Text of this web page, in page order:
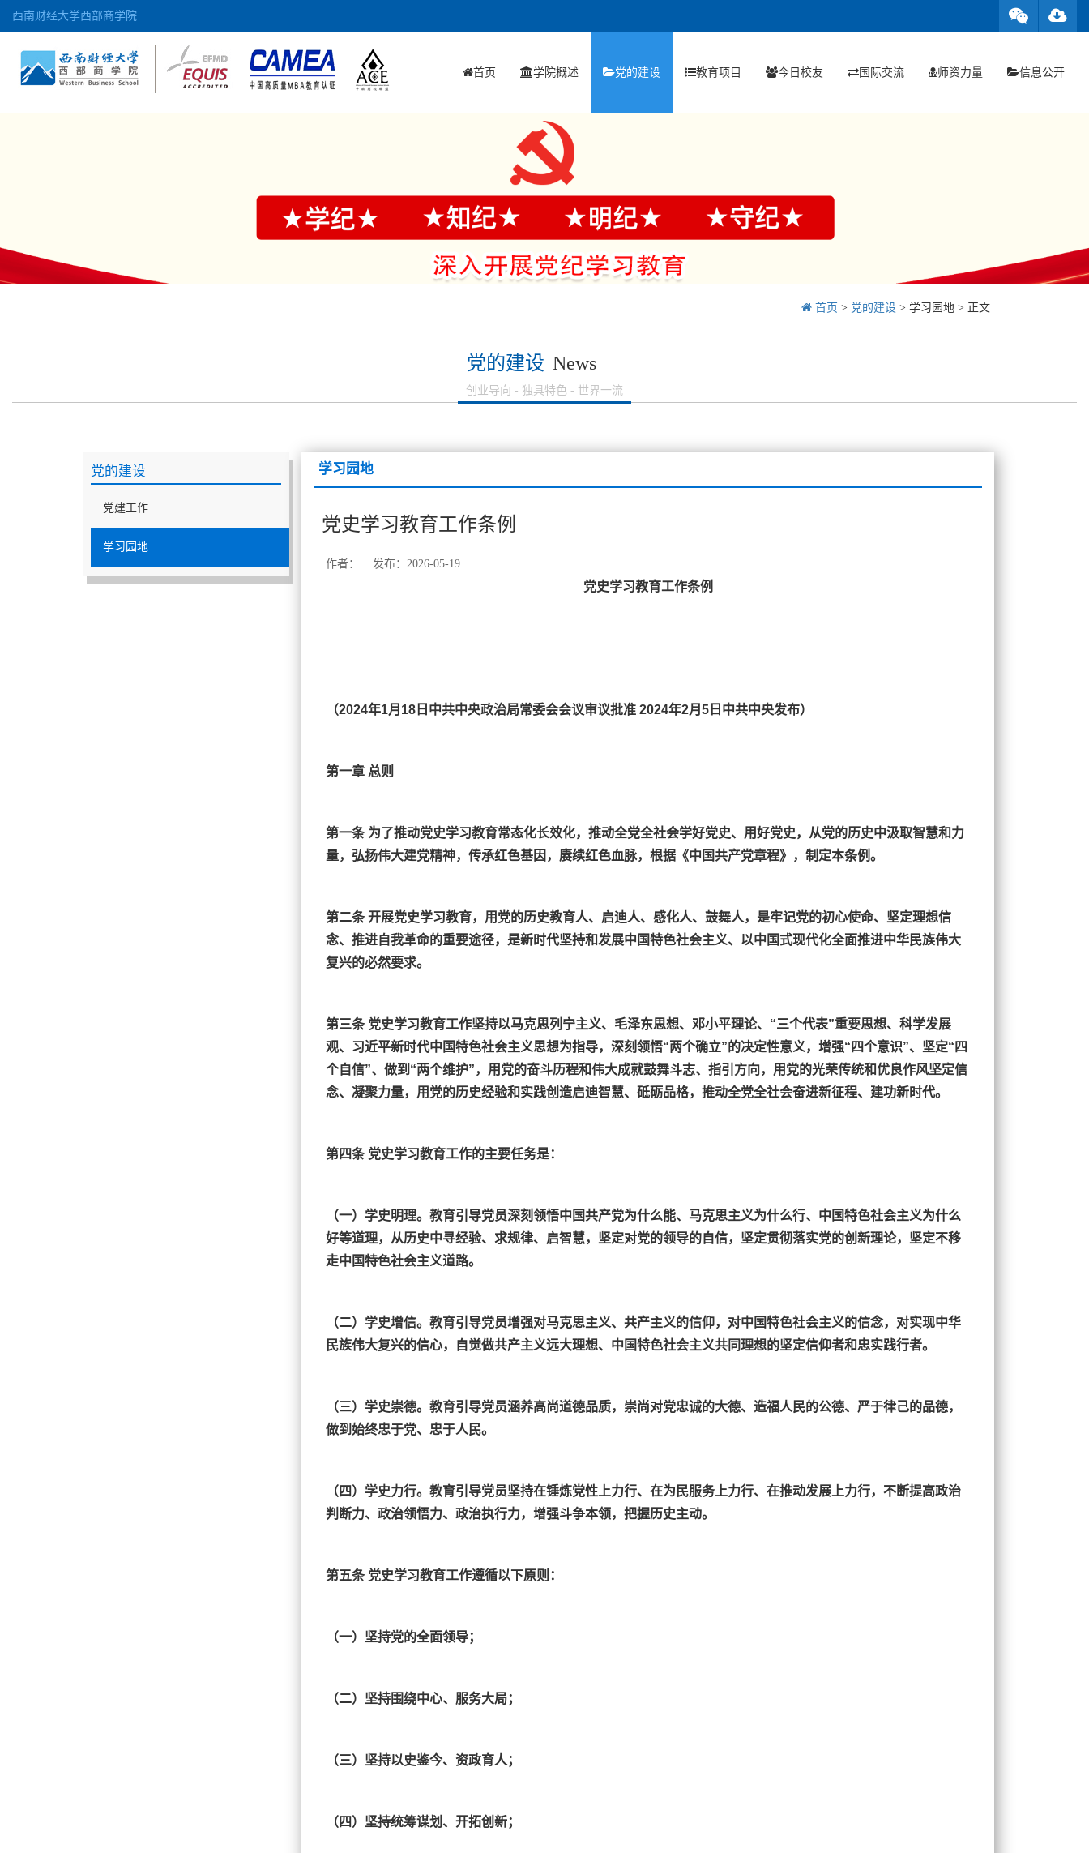
西南财经大学西部商学院
首页 学院概述 党的建设 教育项目 今日校友 国际交流 师资力量 信息公开
首页 > 党的建设 > 学习园地 > 正文
党的建设 News
创业导向 - 独具特色 - 世界一流
党的建设
党建工作
学习园地
学习园地
党史学习教育工作条例
作者： 发布：2026-05-19
党史学习教育工作条例
（2024年1月18日中共中央政治局常委会会议审议批准 2024年2月5日中共中央发布）
第一章 总则
第一条 为了推动党史学习教育常态化长效化，推动全党全社会学好党史、用好党史，从党的历史中汲取智慧和力
量，弘扬伟大建党精神，传承红色基因，赓续红色血脉，根据《中国共产党章程》，制定本条例。
第二条 开展党史学习教育，用党的历史教育人、启迪人、感化人、鼓舞人，是牢记党的初心使命、坚定理想信
念、推进自我革命的重要途径，是新时代坚持和发展中国特色社会主义、以中国式现代化全面推进中华民族伟大
复兴的必然要求。
第三条 党史学习教育工作坚持以马克思列宁主义、毛泽东思想、邓小平理论、“三个代表”重要思想、科学发展
观、习近平新时代中国特色社会主义思想为指导，深刻领悟“两个确立”的决定性意义，增强“四个意识”、坚定“四
个自信”、做到“两个维护”，用党的奋斗历程和伟大成就鼓舞斗志、指引方向，用党的光荣传统和优良作风坚定信
念、凝聚力量，用党的历史经验和实践创造启迪智慧、砥砺品格，推动全党全社会奋进新征程、建功新时代。
第四条 党史学习教育工作的主要任务是：
（一）学史明理。教育引导党员深刻领悟中国共产党为什么能、马克思主义为什么行、中国特色社会主义为什么
好等道理，从历史中寻经验、求规律、启智慧，坚定对党的领导的自信，坚定贯彻落实党的创新理论，坚定不移
走中国特色社会主义道路。
（二）学史增信。教育引导党员增强对马克思主义、共产主义的信仰，对中国特色社会主义的信念，对实现中华
民族伟大复兴的信心，自觉做共产主义远大理想、中国特色社会主义共同理想的坚定信仰者和忠实践行者。
（三）学史崇德。教育引导党员涵养高尚道德品质，崇尚对党忠诚的大德、造福人民的公德、严于律己的品德，
做到始终忠于党、忠于人民。
（四）学史力行。教育引导党员坚持在锤炼党性上力行、在为民服务上力行、在推动发展上力行，不断提高政治
判断力、政治领悟力、政治执行力，增强斗争本领，把握历史主动。
第五条 党史学习教育工作遵循以下原则：
（一）坚持党的全面领导；
（二）坚持围绕中心、服务大局；
（三）坚持以史鉴今、资政育人；
（四）坚持统筹谋划、开拓创新；